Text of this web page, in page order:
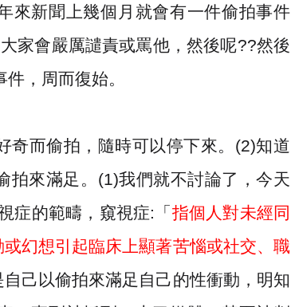
來新聞上幾個月就會有一件偷拍事件
大家會嚴厲譴責或罵他，然後呢??然後
，周而復始。
奇而偷拍，隨時可以停下來。 (2)知道
來滿足。 (1)我們就不討論了，今天
症的範疇，窺視症: 「 指個人對未經同
幻想引起臨床上顯著苦惱或社交、職
己以偷拍來滿足自己的性衝動，明知